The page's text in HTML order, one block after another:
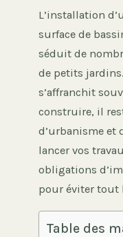
L’installation
surface de
séduit de
de petits
s’affranchit
construire, il
d’urbanisme et
lancer vos
obligations
pour éviter
Table des